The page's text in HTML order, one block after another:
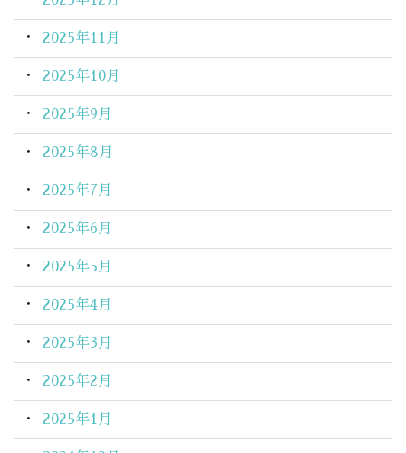
2025年11月
2025年10月
2025年9月
2025年8月
2025年7月
2025年6月
2025年5月
2025年4月
2025年3月
2025年2月
2025年1月